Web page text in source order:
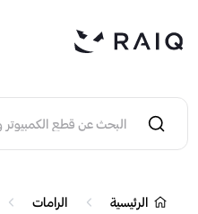
الرئيسية الرامات